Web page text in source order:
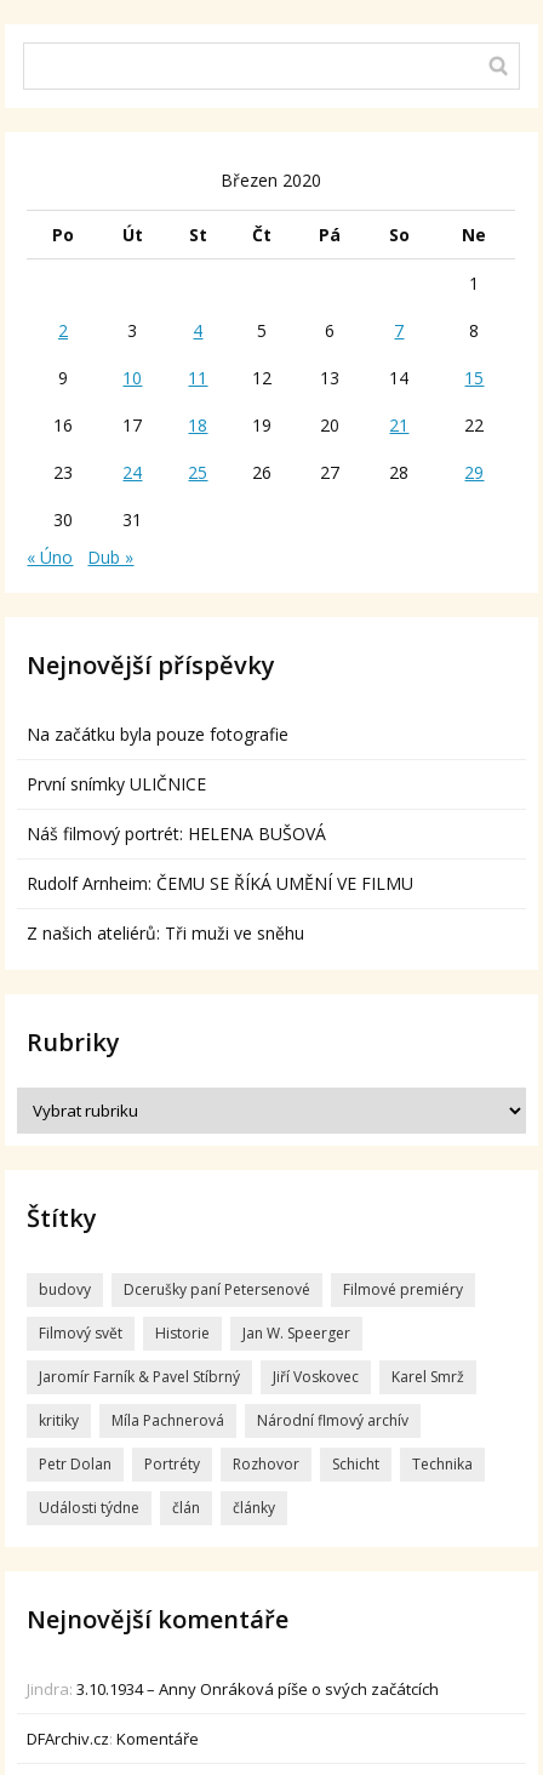
Březen 2020
Po Út St Čt Pá So Ne
1
2 3 4 5 6 7 8
9 10 11 12 13 14 15
16 17 18 19 20 21 22
23 24 25 26 27 28 29
30
31
« Úno
Dub »
Nejnovější příspěvky
Na začátku byla pouze fotografie
První snímky ULIČNICE
Náš filmový portrét: HELENA BUŠOVÁ
Rudolf Arnheim: ČEMU SE ŘÍKÁ UMĚNÍ VE FILMU
Z našich ateliérů: Tři muži ve sněhu
Rubriky
Štítky
budovy Dcerušky paní Petersenové Filmové premiéry
Filmový svět Historie Jan W. Speerger
Jaromír Farník & Pavel Stíbrný Jiří Voskovec Karel Smrž
kritiky Míla Pachnerová Národní flmový archív
Petr Dolan Portréty Rozhovor Schicht Technika
Události týdne člán články
Nejnovější komentáře
Jindra:3.10.1934 – Anny Onráková píše o svých začátcích
DFArchiv.cz:Komentáře